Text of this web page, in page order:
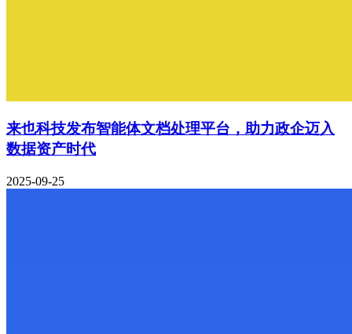
来也科技发布智能体文档处理平台，助力政企迈入
数据资产时代
2025-09-25